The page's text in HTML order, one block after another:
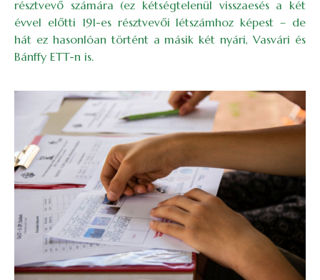
résztvevő számára (ez kétségtelenül visszaesés a két
évvel előtti 191-es résztvevői létszámhoz képest – de
hát ez hasonlóan történt a másik két nyári, Vasvári és
Bánffy ETT-n is.